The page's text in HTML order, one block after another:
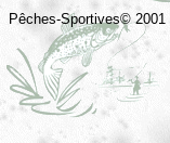
Pêches-Sportives© 2001